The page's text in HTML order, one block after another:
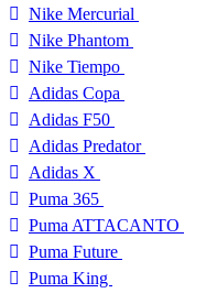
Nike Mercurial
Nike Phantom
Nike Tiempo
Adidas Copa
Adidas F50
Adidas Predator
Adidas X
Puma 365
Puma ATTACANTO
Puma Future
Puma King